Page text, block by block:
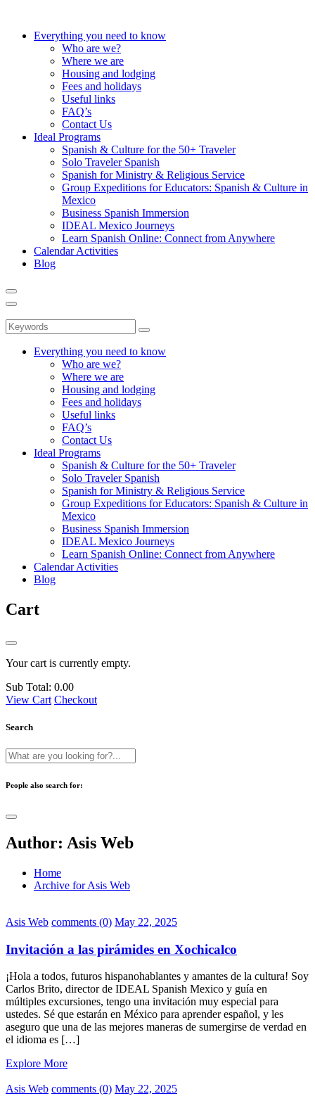
Everything you need to know
Who are we?
Where we are
Housing and lodging
Fees and holidays
Useful links
FAQ’s
Contact Us
Ideal Programs
Spanish & Culture for the 50+ Traveler
Solo Traveler Spanish
Spanish for Ministry & Religious Service
Group Expeditions for Educators: Spanish & Culture in
Mexico
Business Spanish Immersion
IDEAL Mexico Journeys
Learn Spanish Online: Connect from Anywhere
Calendar Activities
Blog
Everything you need to know
Who are we?
Where we are
Housing and lodging
Fees and holidays
Useful links
FAQ’s
Contact Us
Ideal Programs
Spanish & Culture for the 50+ Traveler
Solo Traveler Spanish
Spanish for Ministry & Religious Service
Group Expeditions for Educators: Spanish & Culture in
Mexico
Business Spanish Immersion
IDEAL Mexico Journeys
Learn Spanish Online: Connect from Anywhere
Calendar Activities
Blog
Cart
Your cart is currently empty.
Sub Total: 0.00
View Cart Checkout
Search
People also search for:
Author: Asis Web
Home
Archive for Asis Web
Asis Web comments (0) May 22, 2025
Invitación a las pirámides en Xochicalco
¡Hola a todos, futuros hispanohablantes y amantes de la cultura! Soy
Carlos Brito, director de IDEAL Spanish Mexico y guía en
múltiples excursiones, tengo una invitación muy especial para
ustedes. Sé que estarán en México para aprender español, y les
aseguro que una de las mejores maneras de sumergirse de verdad en
el idioma es […]
Explore More
Asis Web comments (0) May 22, 2025